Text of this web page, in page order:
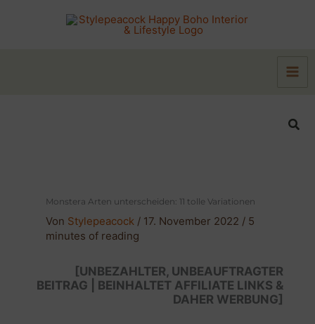
Monstera Arten unterscheiden: 11 tolle Variationen
Von Stylepeacock / 17. November 2022 / 5
minutes of reading
[UNBEZAHLTER, UNBEAUFTRAGTER
BEITRAG | BEINHALTET AFFILIATE LINKS &
DAHER WERBUNG]